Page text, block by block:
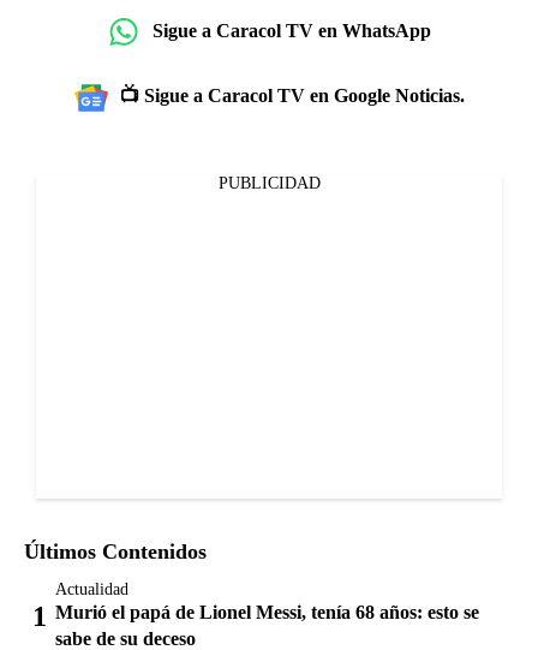
Sigue a Caracol TV en WhatsApp
📺 Sigue a Caracol TV en Google Noticias.
PUBLICIDAD
Últimos Contenidos
Actualidad
Murió el papá de Lionel Messi, tenía 68 años: esto se
sabe de su deceso